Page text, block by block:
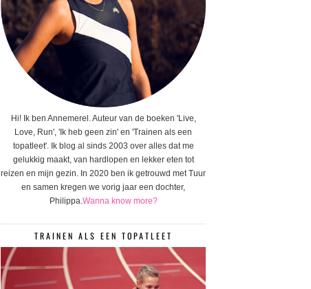
Hi! Ik ben Annemerel. Auteur van de boeken 'Live,
Love, Run', 'Ik heb geen zin' en 'Trainen als een
topatleet'. Ik blog al sinds 2003 over alles dat me
gelukkig maakt, van hardlopen en lekker eten tot
reizen en mijn gezin. In 2020 ben ik getrouwd met Tuur
en samen kregen we vorig jaar een dochter,
Philippa.Wanna know more?
TRAINEN ALS EEN TOPATLEET